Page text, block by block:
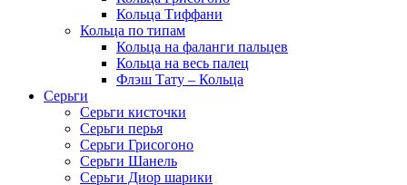
Кольца Тиффани
Кольца по типам
Кольца на фаланги пальцев
Кольца на весь палец
Флэш Тату – Кольца
Серьги
Серьги кисточки
Серьги перья
Серьги Грисогоно
Серьги Шанель
Серьги Диор шарики